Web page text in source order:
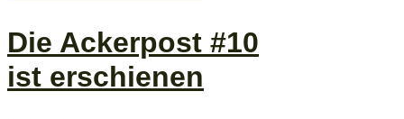
Die Ackerpost #10
ist erschienen